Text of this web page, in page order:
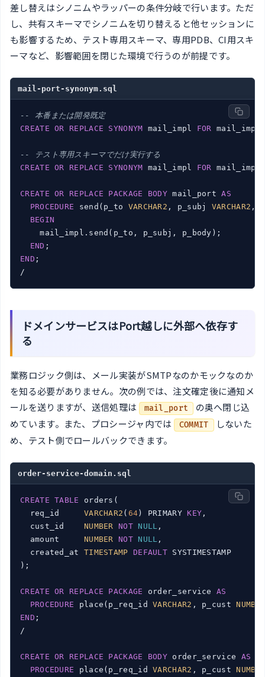
差し替えはシノニムやラッパーの条件分岐で行います。ただ
し、共有スキーマでシノニムを切り替えると他セッションに
も影響するため、テスト専用スキーマ、専用PDB、CI用スキ
ーマなど、影響範囲を閉じた環境で行うのが前提です。
mail-port-synonym.sql
-- 本番または開発既定
CREATE
OR REPLACE SYNONYM mail_impl FOR
-- テスト専用スキーマでだけ実行する
CREATE
OR REPLACE SYNONYM mail_impl FOR
CREATE OR REPLACE PACKAGE BODY mail_port AS
PROCEDURE send(p_to VARCHAR2 , p_subj VARCHAR2 ,
BEGIN
    mail_impl.send(p_to, p_subj, p_body);
END
END ;
/
ドメインサービスはPort越しに外部へ依存す
る
業務ロジック側は、メール実装がSMTPなのかモックなのか
を知る必要がありません。次の例では、注文確定後に通知メ
ールを送りますが、送信処理は
mail_port
の奥へ閉じ込
めています。また、プロシージャ内では
COMMIT しないた
め、テスト側でロールバックできます。
order-service-domain.sql
CREATE TABLE
orders(
  req_id
VARCHAR2 ( 64 ) PRIMARY KEY ,
  cust_id
NUMBER NOT NULL ,
  amount
NUMBER NOT NULL ,
  created_at
TIMESTAMP DEFAULT SYSTIMESTAMP
);
CREATE OR REPLACE PACKAGE order_service AS
PROCEDURE place(p_req_id VARCHAR2 , p_cust
END ;
/
CREATE OR REPLACE PACKAGE BODY order_service AS
PROCEDURE place(p_req_id VARCHAR2 , p_cust